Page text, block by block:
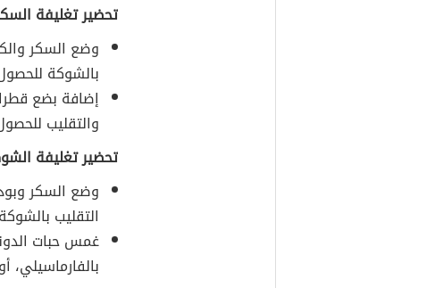
تحضير تغليفة
وضع السكر
بالشوكة
إضافة بضع
والتقليب
تحضير تغليفة
وضع السكر
التقليب
غمس حبات
بالفارماسيلي،